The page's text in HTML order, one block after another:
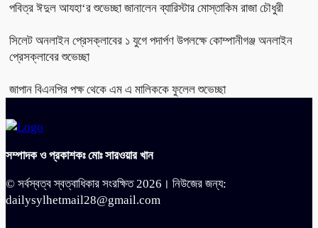
পবিত্র ঈদুল আযহা‘র শুভেচ্ছা জানালেন ব্যারিস্টার মোস্তাকিম রাজা চৌধুরী
সিলেট অনলাইন প্রেসক্লাবের ১ যুগে পদার্পণ উপলক্ষে কোম্পানীগঞ্জ অনলাইন
প্রেসক্লাবের শুভেচ্ছা
জাপান বিএনপির পক্ষ থেকে এম এ মালিককে ফুলেল শুভেচ্ছা
সম্পাদক ও প্রকাশকঃ মোঃ সারওয়ার খান
© সর্বস্বত্ব স্বত্বাধিকার সংরক্ষিত 2026। নিউজের জন্য:
dailysylhetmail28@gmail.com